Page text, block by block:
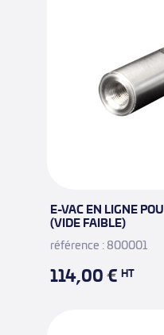
E-VAC EN LIGNE
(VIDE FAIBLE)
référence : 800001
114,00 € HT